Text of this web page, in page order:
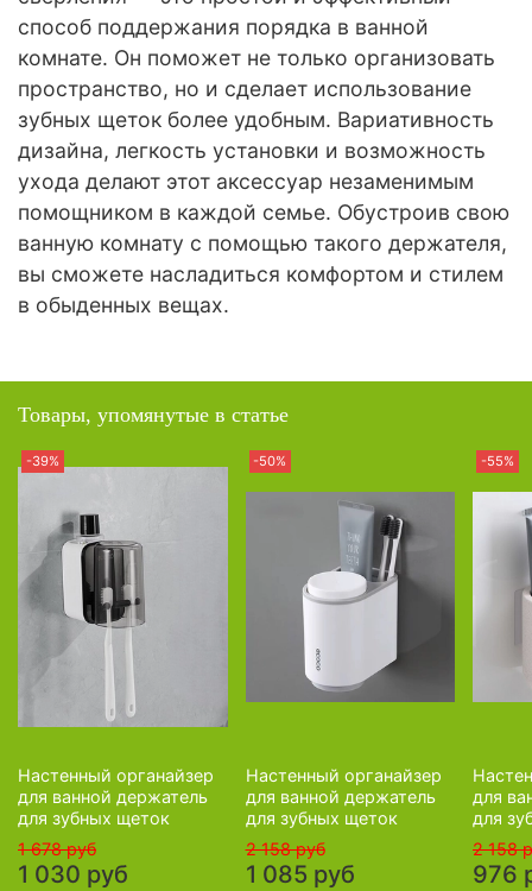
способ поддержания порядка в ванной
комнате. Он поможет не только организовать
пространство, но и сделает использование
зубных щеток более удобным. Вариативность
дизайна, легкость установки и возможность
ухода делают этот аксессуар незаменимым
помощником в каждой семье. Обустроив свою
ванную комнату с помощью такого держателя,
вы сможете насладиться комфортом и стилем
в обыденных вещах.
Товары, упомянутые в статье
-39%
Настенный органайзер
для ванной держатель
для зубных щеток
1 678 руб
1 030 руб
-50%
Настенный органайзер
для ванной держатель
для зубных щеток
2 158 руб
1 085 руб
-55%
для
для
2 158
976